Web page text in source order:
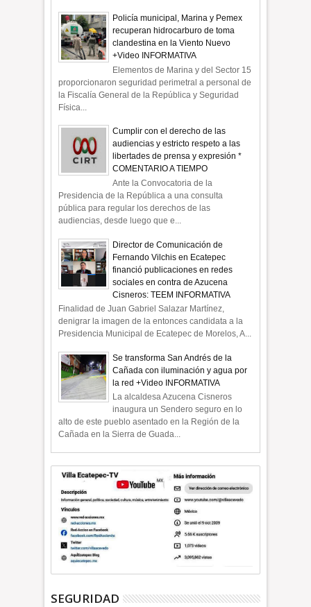
Policía municipal, Marina y Pemex
recuperan hidrocarburo de toma
clandestina en la Viento Nuevo
+Video INFORMATIVA
Elementos de Marina y del Sector 15
proporcionaron seguridad perimetral a personal de
la Fiscalía General de la República y Seguridad
Física...
Cumplir con el derecho de las
audiencias y estricto respeto a las
libertades de prensa y expresión *
COMENTARIO A TIEMPO
Ante la Convocatoria de la
Presidencia de la República a una consulta
pública para regular los derechos de las
audiencias, desde luego que e...
Director de Comunicación de
Fernando Vilchis en Ecatepec
financió publicaciones en redes
sociales en contra de Azucena
Cisneros: TEEM INFORMATIVA
Finalidad de Juan Gabriel Salazar Martínez,
denigrar la imagen de la entonces candidata a la
Presidencia Municipal de Ecatepec de Morelos, A...
Se transforma San Andrés de la
Cañada con iluminación y agua por
la red +Video INFORMATIVA
La alcaldesa Azucena Cisneros
inaugura un Sendero seguro en lo
alto de este pueblo asentado en la Región de la
Cañada en la Sierra de Guada...
SEGURIDAD